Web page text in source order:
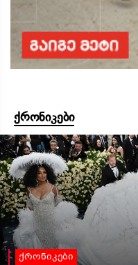
ქრონიკები
ქრონიკები